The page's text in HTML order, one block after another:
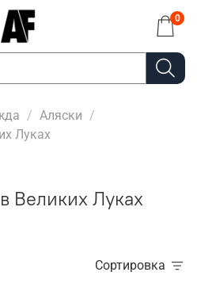
0
Аляски
Луках
Великих Луках
Сортировка